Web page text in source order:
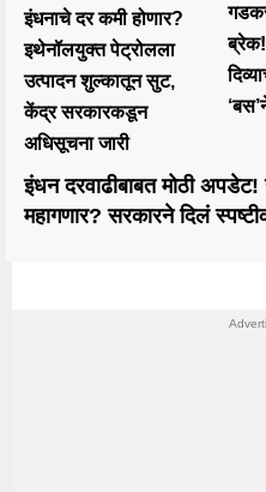
इंधनाचे दर कमी होणार?
इथेनॉलयुक्त पेट्रोलला
उत्पादन शुल्कातून सुट,
केंद्र सरकारकडून
अधिसूचना जारी
ब्रेक!
इंधन दरवाढीबाबत मोठी
महागणार? सरकारने दिलं